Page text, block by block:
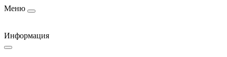
Меню
Информация